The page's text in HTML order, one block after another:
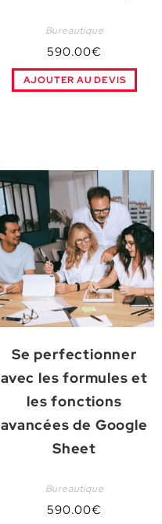
Bureautique
590.00€
AJOUTER AU DEVIS
Se perfectionner
avec les formules et
les fonctions
avancées de Google
Sheet
Bureautique
590.00€